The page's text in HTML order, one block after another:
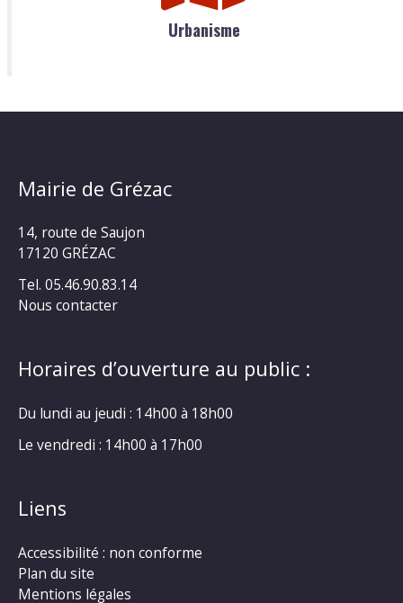
Urbanisme
Mairie de Grézac
14, route de Saujon
17120 GRÉZAC
Tel. 05.46.90.83.14
Nous contacter
Horaires d’ouverture au public :
Du lundi au jeudi : 14h00 à 18h00
Le vendredi : 14h00 à 17h00
Liens
Accessibilité : non conforme
Plan du site
Mentions légales